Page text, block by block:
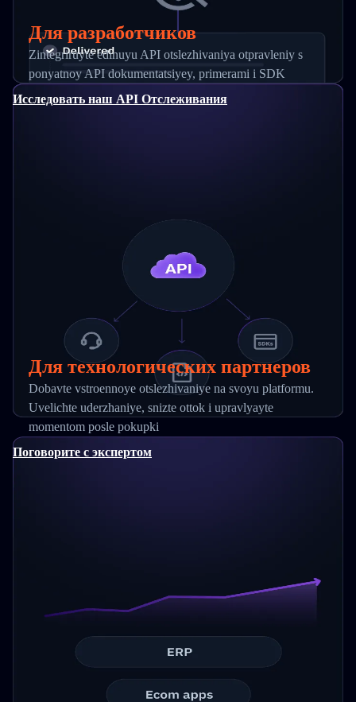
Для разработчиков
Zintegriruyte edinuyu API otslezhivaniya otpravleniy s
ponyatnoy API dokumentatsiyey, primerami i SDK
Исследовать наш API Отслеживания
Для технологических партнеров
Dobavte vstroennoye otslezhivaniye na svoyu platformu.
Uvelichte uderzhaniye, snizte ottok i upravlyayte
momentom posle pokupki
Поговорите с экспертом